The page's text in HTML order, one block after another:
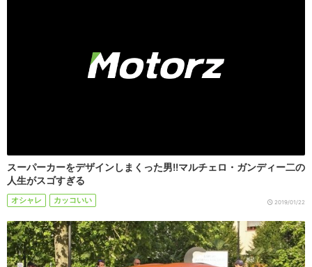
スーパーカーをデザインしまくった男!!マルチェロ・ガンディー二の
人生がスゴすぎる
オシャレ カッコいい 2019/01/22